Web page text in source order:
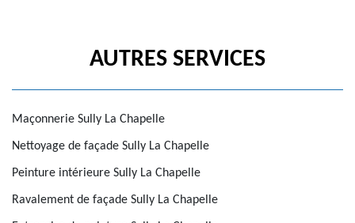
AUTRES SERVICES
Maçonnerie Sully La Chapelle
Nettoyage de façade Sully La Chapelle
Peinture intérieure Sully La Chapelle
Ravalement de façade Sully La Chapelle